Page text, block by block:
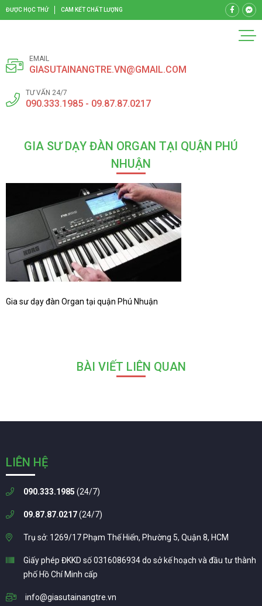
ĐƯỢC HỌC THỬ CAM KẾT CHẤT LƯỢNG
EMAIL
GIASUTAINANGTRE.VN@GMAIL.COM
TƯ VẤN 24/7
090.333.1985 - 09.87.87.0217
GIA SƯ DẠY ĐÀN ORGAN TẠI QUẬN PHÚ
NHUẬN
Gia sư dạy đàn Organ tại quận Phú Nhuận
BÀI VIẾT LIÊN QUAN
LIÊN HỆ
090.333.1985 (24/7)
09.87.87.0217(24/7)
Trụ sở: 1269/17 Phạm Thế Hiển, Phường 5, Quận 8, HCM
Giấy phép ĐKKD số 0316086934 do sở kế hoạch và đầu tư thành
phố Hồ Chí Minh cấp
info@giasutainangtre.vn